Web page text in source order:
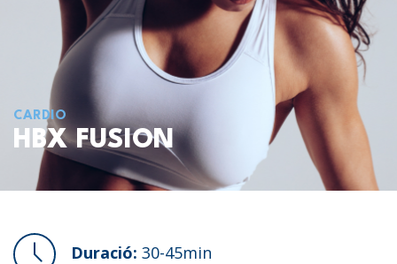
CARDIO
HBX FUSION
Duració: 30-45min